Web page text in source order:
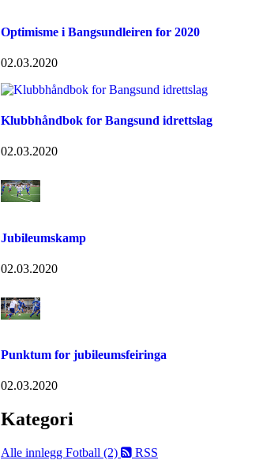
Optimisme i Bangsundleiren for 2020
02.03.2020
Klubbhåndbok for Bangsund idrettslag
02.03.2020
Jubileumskamp
02.03.2020
Punktum for jubileumsfeiringa
02.03.2020
Kategori
Alle innlegg Fotball (2) RSS